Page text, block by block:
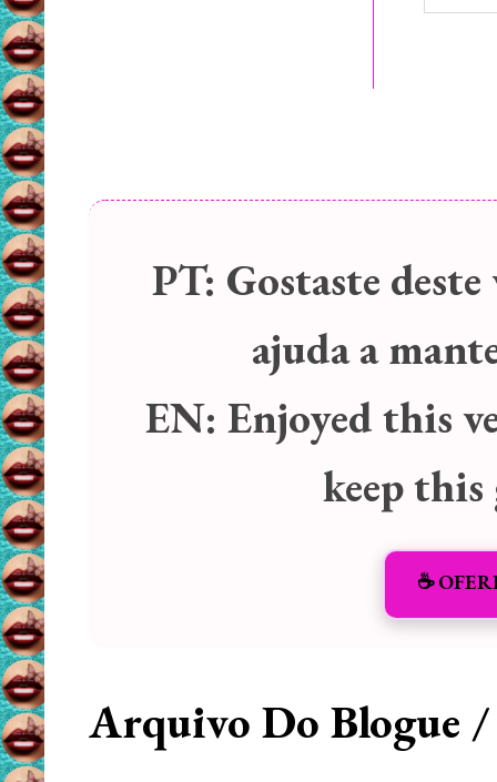
PT: Gostaste
ajuda a
EN: Enjoyed this
keep
☕️
Arquivo Do Blogue